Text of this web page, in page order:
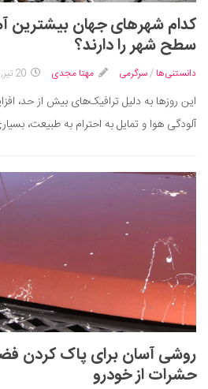
کدام شهرهای جهان بیشترین
سطح شهر را دارند؟
دانستنی‌ها /سرگرمی مهتا مجدی 20 تیر, 1398
این روزها به دلیل ترافیک‌های بیش از
آلودگی هوا و تمایل به احترام به طبیعت،
روشی آسان برای پاک کردن
حشرات از خودرو